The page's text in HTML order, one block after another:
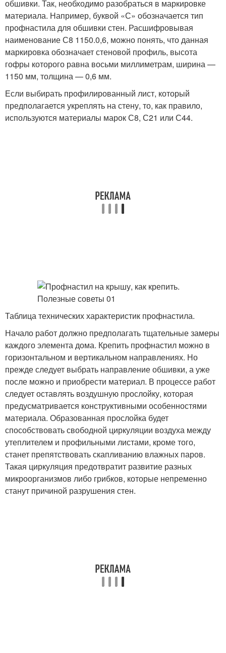
обшивки. Так, необходимо разобраться в маркировке
материала. Например, буквой «С» обозначается тип
профнастила для обшивки стен. Расшифровывая
наименование С8 1150.0,6, можно понять, что данная
маркировка обозначает стеновой профиль, высота
гофры которого равна восьми миллиметрам, ширина —
1150 мм, толщина — 0,6 мм.
Если выбирать профилированный лист, который
предполагается укреплять на стену, то, как правило,
используются материалы марок С8, С21 или С44.
Таблица технических характеристик профнастила.
Начало работ должно предполагать тщательные замеры
каждого элемента дома. Крепить профнастил можно в
горизонтальном и вертикальном направлениях. Но
прежде следует выбрать направление обшивки, а уже
после можно и приобрести материал. В процессе работ
следует оставлять воздушную прослойку, которая
предусматривается конструктивными особенностями
материала. Образованная прослойка будет
способствовать свободной циркуляции воздуха между
утеплителем и профильными листами, кроме того,
станет препятствовать скапливанию влажных паров.
Такая циркуляция предотвратит развитие разных
микроорганизмов либо грибков, которые непременно
станут причиной разрушения стен.